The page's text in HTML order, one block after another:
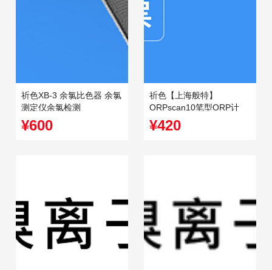
祈色XB-3 余氯比色器 余氯
测定仪余氯检测
¥600
祈色【上海般特】
ORPscan10笔型ORP计
(氧化还原电位计)
¥420